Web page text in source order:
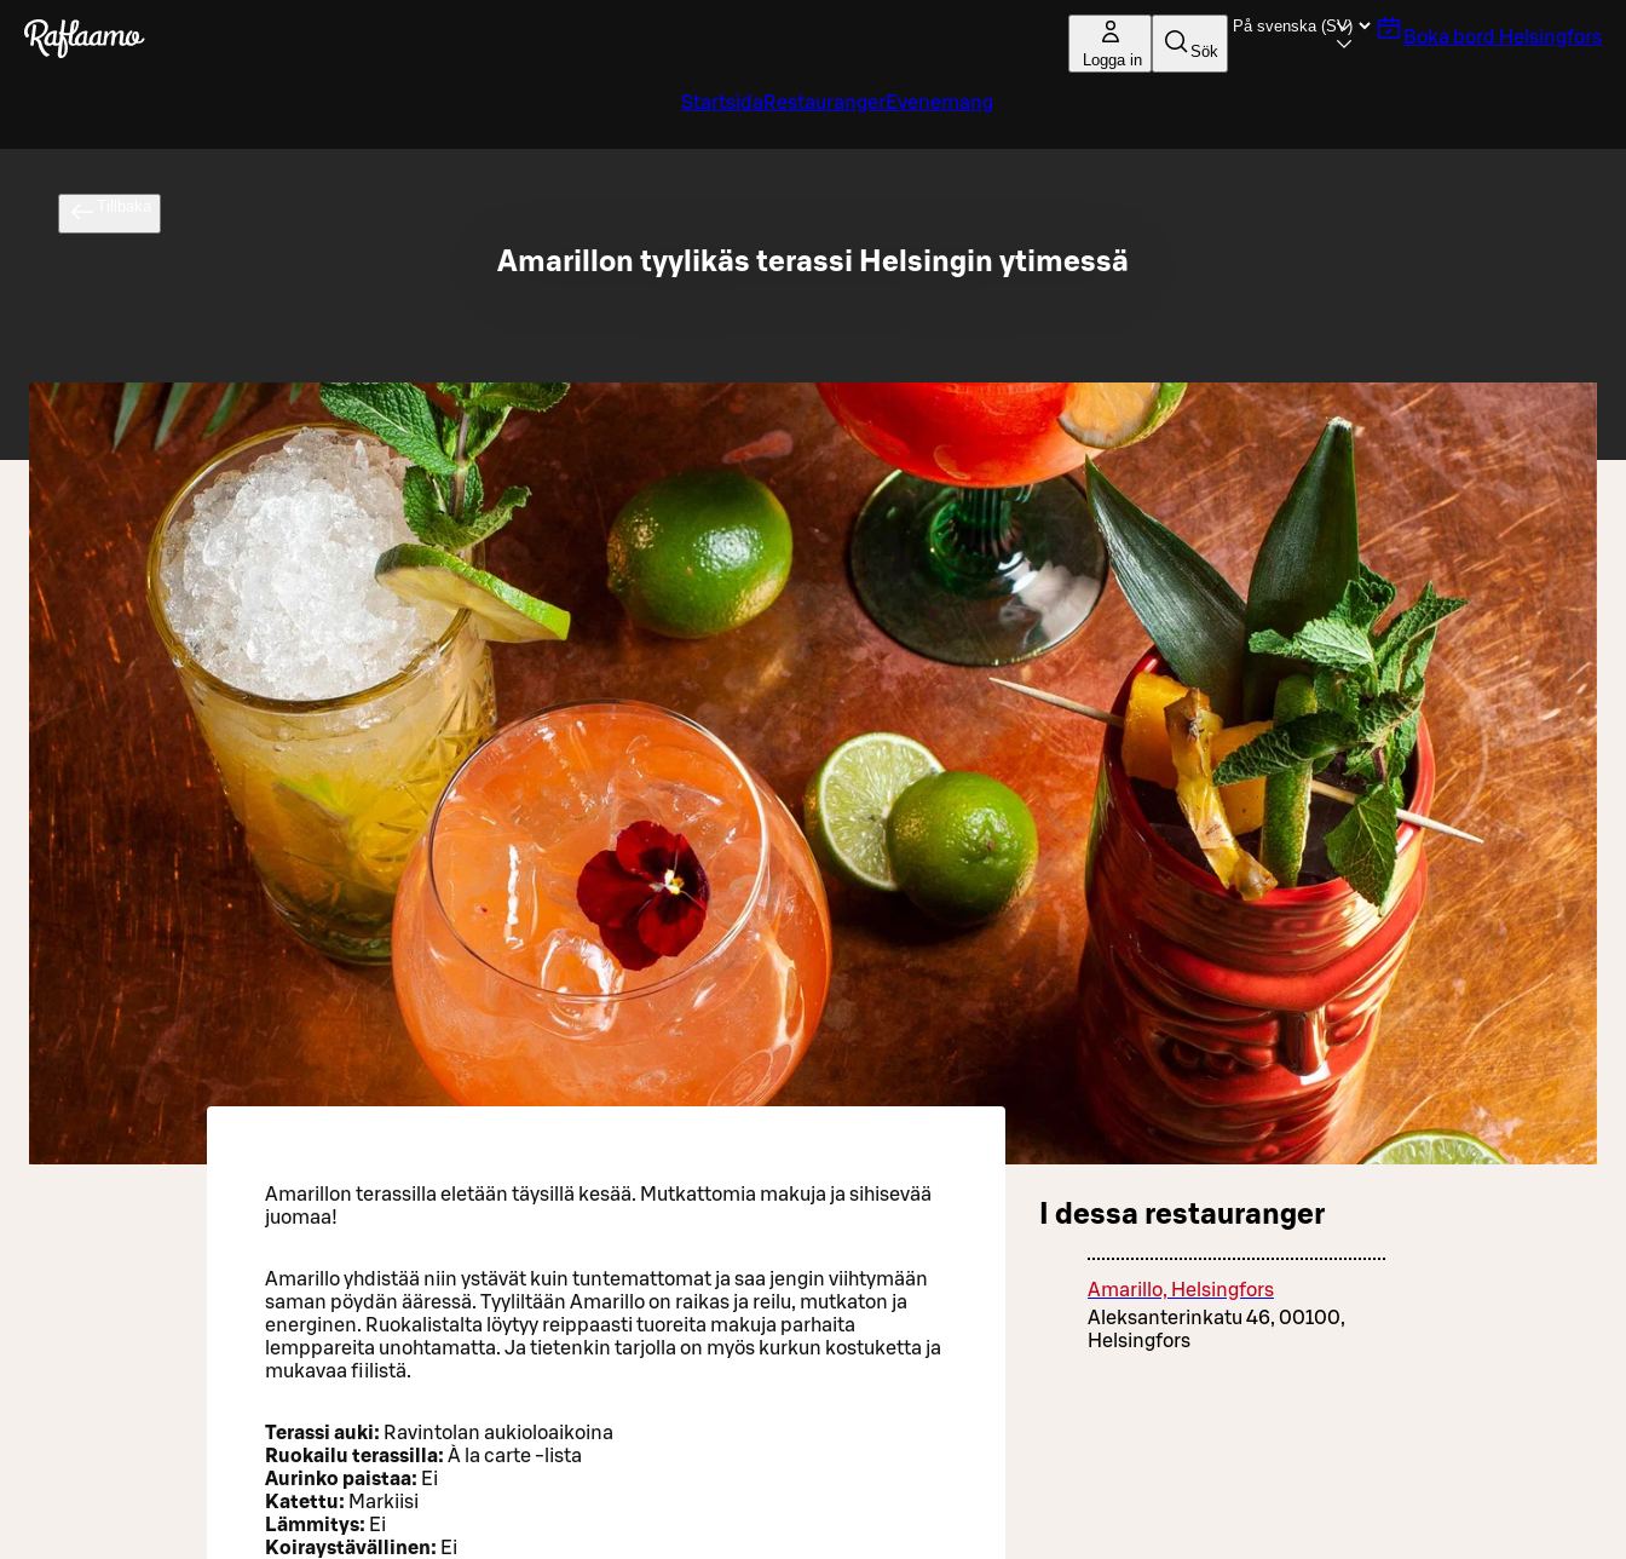
Gå till huvudinnehållet
Logga in Sök
Boka bord Helsingfors
Startsida RestaurangerEvenemang
Amarillon tyylikäs terassi Helsingin ytimessä
Amarillon terassilla eletään täysillä kesää. Mutkattomia makuja ja sihisevää
juomaa!
Amarillo yhdistää niin ystävät kuin tuntemattomat ja saa jengin viihtymään
saman pöydän ääressä. Tyyliltään Amarillo on raikas ja reilu, mutkaton ja
energinen. Ruokalistalta löytyy reippaasti tuoreita makuja parhaita
lemppareita unohtamatta. Ja tietenkin tarjolla on myös kurkun kostuketta ja
mukavaa fiilistä.
Terassi auki: Ravintolan aukioloaikoina
Ruokailu terassilla: À la carte -lista
Aurinko paistaa: Ei
Katettu: Markiisi
Lämmitys: Ei
Koiraystävällinen: Ei
I dessa restauranger
Amarillo, Helsingfors
Aleksanterinkatu 46, 00100,
Helsingfors